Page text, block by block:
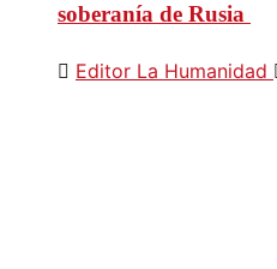
soberanía de Rusia
Editor La Humanidad